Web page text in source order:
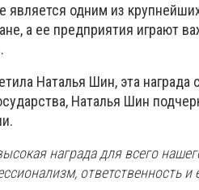
является одним из
а ее предприятия играют
Наталья Шин, эта
Наталья Шин
награда для всего
ответственность